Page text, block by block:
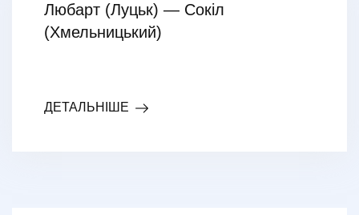
Любарт (Луцьк) — Сокіл
(Хмельницький)
ДЕТАЛЬНІШЕ